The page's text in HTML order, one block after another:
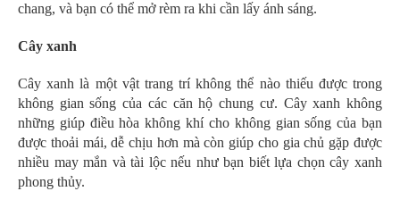
chang, và bạn có thể mở rèm ra khi cần lấy ánh sáng.
Cây xanh
Cây xanh là một vật trang trí không thể nào thiếu được trong
không gian sống của các căn hộ chung cư. Cây xanh không
những giúp điều hòa không khí cho không gian sống của bạn
được thoải mái, dễ chịu hơn mà còn giúp cho gia chủ gặp được
nhiều may mắn và tài lộc nếu như bạn biết lựa chọn cây xanh
phong thủy.